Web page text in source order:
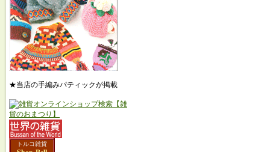
★当店の手編みパティックが掲載
トルコ雑貨